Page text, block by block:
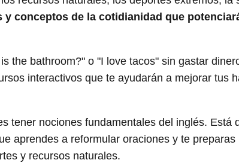
y conceptos de la cotidianidad que
the bathroom?" o "I love tacos" sin gastar
interactivos que te ayudarán a mejorar tus
tener nociones fundamentales del inglés. Está
aprendes a reformular oraciones y te preparas
y recursos naturales.